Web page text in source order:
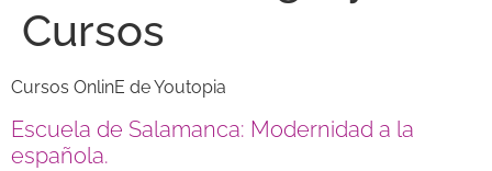
Cursos
Cursos OnlinE de Youtopia
Escuela de Salamanca: Modernidad a la
española.